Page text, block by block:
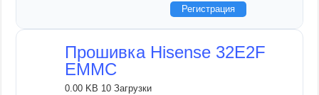
Регистрация
Прошивка Hisense 32E2F
EMMC
0.00 KB 10 Загрузки